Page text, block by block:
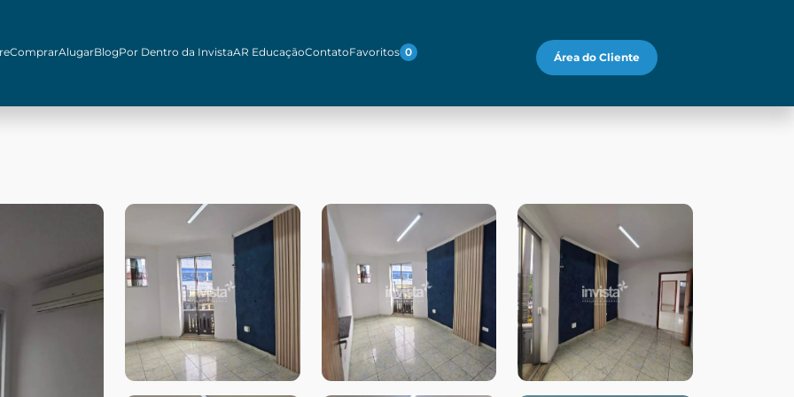
ComprarAlugarBlogPor Dentro da InvistaAR EducaçãoContatoFavoritos 0 Área do Cliente